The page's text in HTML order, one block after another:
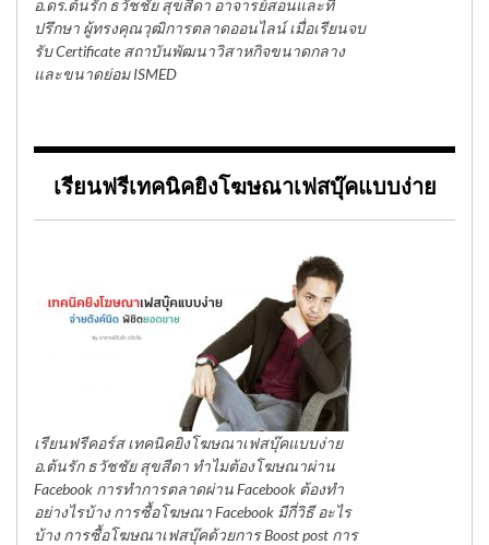
อ.ดร.ต้นรัก ธวัชชัย สุขสีดา อาจารย์สอนและที่
ปรึกษา ผู้ทรงคุณวุฒิการตลาดออนไลน์ เมื่อเรียนจบ
รับ Certificate สถาบันพัฒนาวิสาหกิจขนาดกลาง
และขนาดย่อม ISMED
เรียนฟรีเทคนิคยิงโฆษณาเฟสบุ๊คแบบง่าย
เรียนฟรีคอร์ส เทคนิคยิงโฆษณาเฟสบุ๊คแบบง่าย
อ.ต้นรัก ธวัชชัย สุขสีดา ทำไมต้องโฆษณาผ่าน
Facebook การทำการตลาดผ่าน Facebook ต้องทำ
อย่างไรบ้าง การซื้อโฆษณา Facebook มีกี่วิธี อะไร
บ้าง การซื้อโฆษณาเฟสบุ๊คด้วยการ Boost post การ